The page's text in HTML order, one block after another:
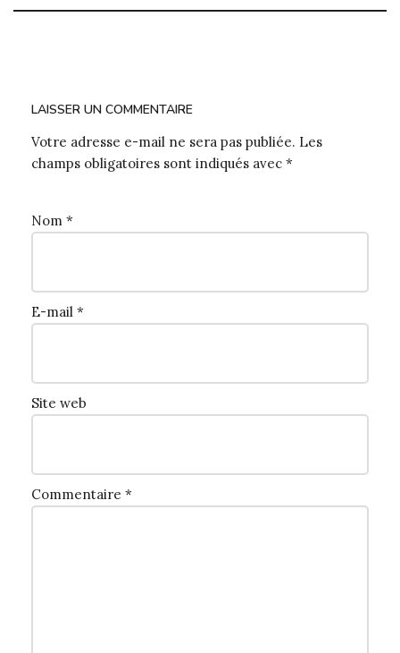
LAISSER UN COMMENTAIRE
Votre adresse e-mail ne sera pas publiée. Les
champs obligatoires sont indiqués avec *
Nom *
E-mail *
Site web
Commentaire *